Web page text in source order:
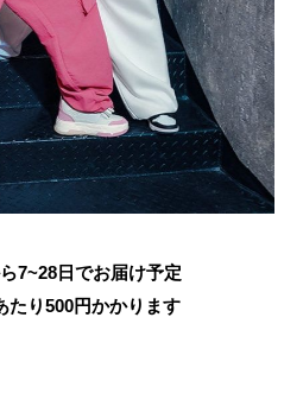
7~28日でお届け予定
たり500円かかります